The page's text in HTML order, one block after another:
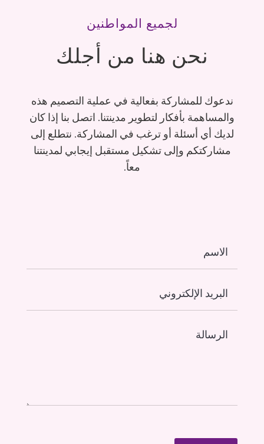
لجميع المواطنين
نحن هنا من أجلك
ندعوك للمشاركة بفعالية في عملية التصميم هذه
والمساهمة بأفكار لتطوير مدينتنا. اتصل بنا إذا كان
لديك أي أسئلة أو ترغب في المشاركة. نتطلع إلى
مشاركتكم وإلى تشكيل مستقبل إيجابي لمدينتنا
معاً.